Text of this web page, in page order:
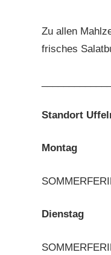
Zu allen
frisches
Standort
Montag
Dienstag